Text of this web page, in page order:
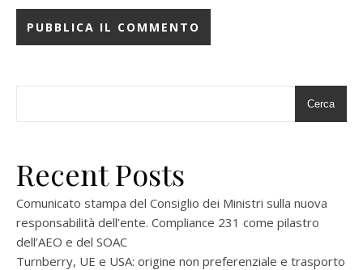
Cerca
Recent Posts
Comunicato stampa del Consiglio dei Ministri sulla nuova
responsabilità dell’ente. Compliance 231 come pilastro
dell’AEO e del SOAC
Turnberry, UE e USA: origine non preferenziale e trasporto